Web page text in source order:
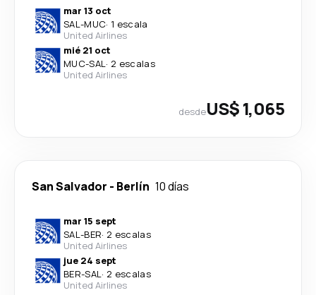
mar 13 oct
SAL-MUC· 1 escala
United Airlines
mié 21 oct
MUC-SAL· 2 escalas
United Airlines
desdeUS$ 1,065
San Salvador - Berlín 10 días
mar 15 sept
SAL-BER· 2 escalas
United Airlines
jue 24 sept
BER-SAL· 2 escalas
United Airlines